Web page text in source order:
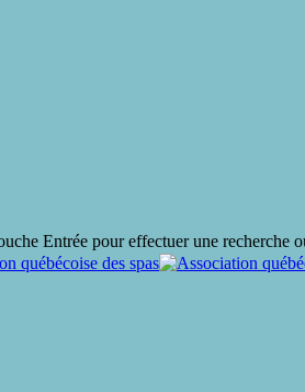
Entrée pour effectuer une recherche